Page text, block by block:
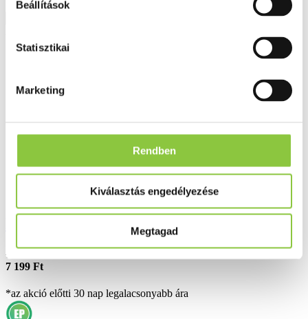
Beállítások
Statisztikai
Marketing
Rendben
Kiválasztás engedélyezése
Megtagad
Dimotec 1000 mg filmtabletta 60 db
7 559 Ft*
7 199 Ft
*az akció előtti 30 nap legalacsonyabb ára